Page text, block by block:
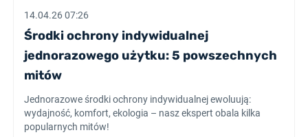
14.04.26 07:26
Środki ochrony indywidualnej
jednorazowego użytku: 5 powszechnych
mitów
Jednorazowe środki ochrony indywidualnej ewoluują:
wydajność, komfort, ekologia – nasz ekspert obala kilka
popularnych mitów!